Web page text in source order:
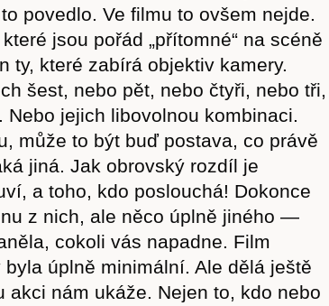
povedlo. Ve filmu to ovšem nejde.
jsou pořád „přítomné“ na scéně
ty, které zabírá objektiv kamery.
šest, nebo pět, nebo čtyři, nebo tři,
Nebo jejich libovolnou kombinaci.
může to být buď postava, co právě
jiná. Jak obrovský rozdíl je
a toho, kdo poslouchá! Dokonce
z nich, ale něco úplně jiného —
cokoli vás napadne. Film
úplně minimální. Ale dělá ještě
akci nám ukáže. Nejen to, kdo nebo